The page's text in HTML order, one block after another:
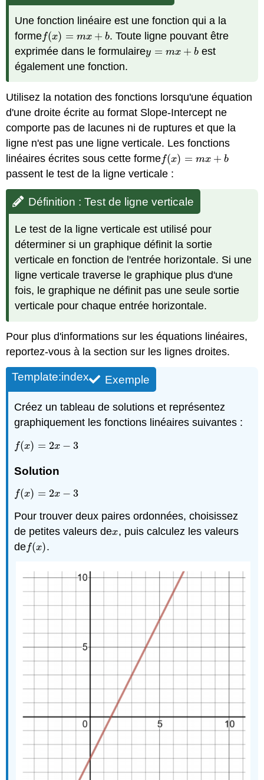
Une fonction linéaire est une fonction qui a la
formef(x) = mx + b
f(x)= mx+b
. Toute ligne pouvant être
exprimée dans le formulairey = mx + b
y =mx+b
est
également une fonction.
Utilisez la notation des fonctions lorsqu'une équation
d'une droite écrite au format Slope-Intercept ne
comporte pas de lacunes ni de ruptures et que la
ligne n'est pas une ligne verticale. Les fonctions
linéaires écrites sous cette formef(x) = mx + b
f(x)= mx+b
passent le test de la ligne verticale :
Définition : Test de ligne verticale
Le test de la ligne verticale est utilisé pour
déterminer si un graphique définit la sortie
verticale en fonction de l'entrée horizontale. Si une
ligne verticale traverse le graphique plus d'une
fois, le graphique ne définit pas une seule sortie
verticale pour chaque entrée horizontale.
Pour plus d'informations sur les équations linéaires,
reportez-vous à la section sur les lignes droites.
Exemple
Template:index
Créez un tableau de solutions et représentez
graphiquement les fonctions linéaires suivantes :
f(x) = 2x − 3
f(x)= 2x −3
Solution
f(x) = 2x − 3
f(x)= 2x −3
Pour trouver deux paires ordonnées, choisissez
de petites valeurs dex
x, puis calculez les valeurs
def(x)
f(x) .